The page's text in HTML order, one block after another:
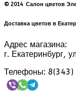
© 2014 Салон цветов
Доставка цветов в
Адрес магазина:
г. Екатеринбург,
Телефоны: